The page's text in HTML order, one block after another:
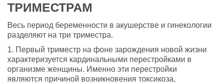
ТРИМЕСТРАМ
Весь период беременности в акушерстве и гинекологии
разделяют на три триместра.
1. Первый триместр на фоне зарождения новой жизни
характеризуется кардинальными перестройками в
организме женщины. Именно эти перестройки
являются причиной возникновения токсикоза,